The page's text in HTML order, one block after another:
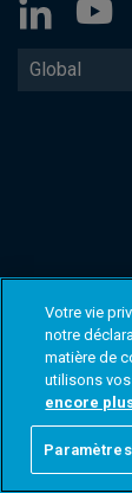
Global
Votre vie
notre
matière de
utilisons
encore